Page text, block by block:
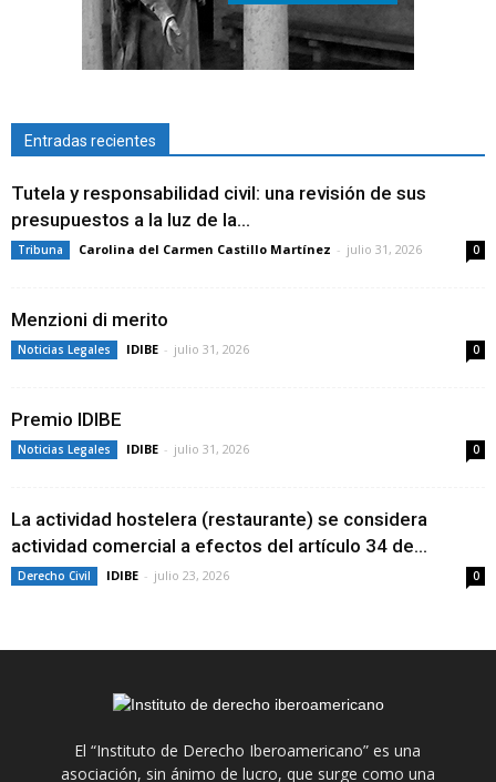
Entradas recientes
Tutela y responsabilidad civil: una revisión de sus
presupuestos a la luz de la...
Tribuna Carolina del Carmen Castillo Martínez - julio 31, 2026 0
Menzioni di merito
Noticias Legales IDIBE - julio 31, 2026 0
Premio IDIBE
Noticias Legales IDIBE - julio 31, 2026 0
La actividad hostelera (restaurante) se considera
actividad comercial a efectos del artículo 34 de...
Derecho Civil IDIBE - julio 23, 2026 0
El “Instituto de Derecho Iberoamericano” es una
asociación, sin ánimo de lucro, que surge como una